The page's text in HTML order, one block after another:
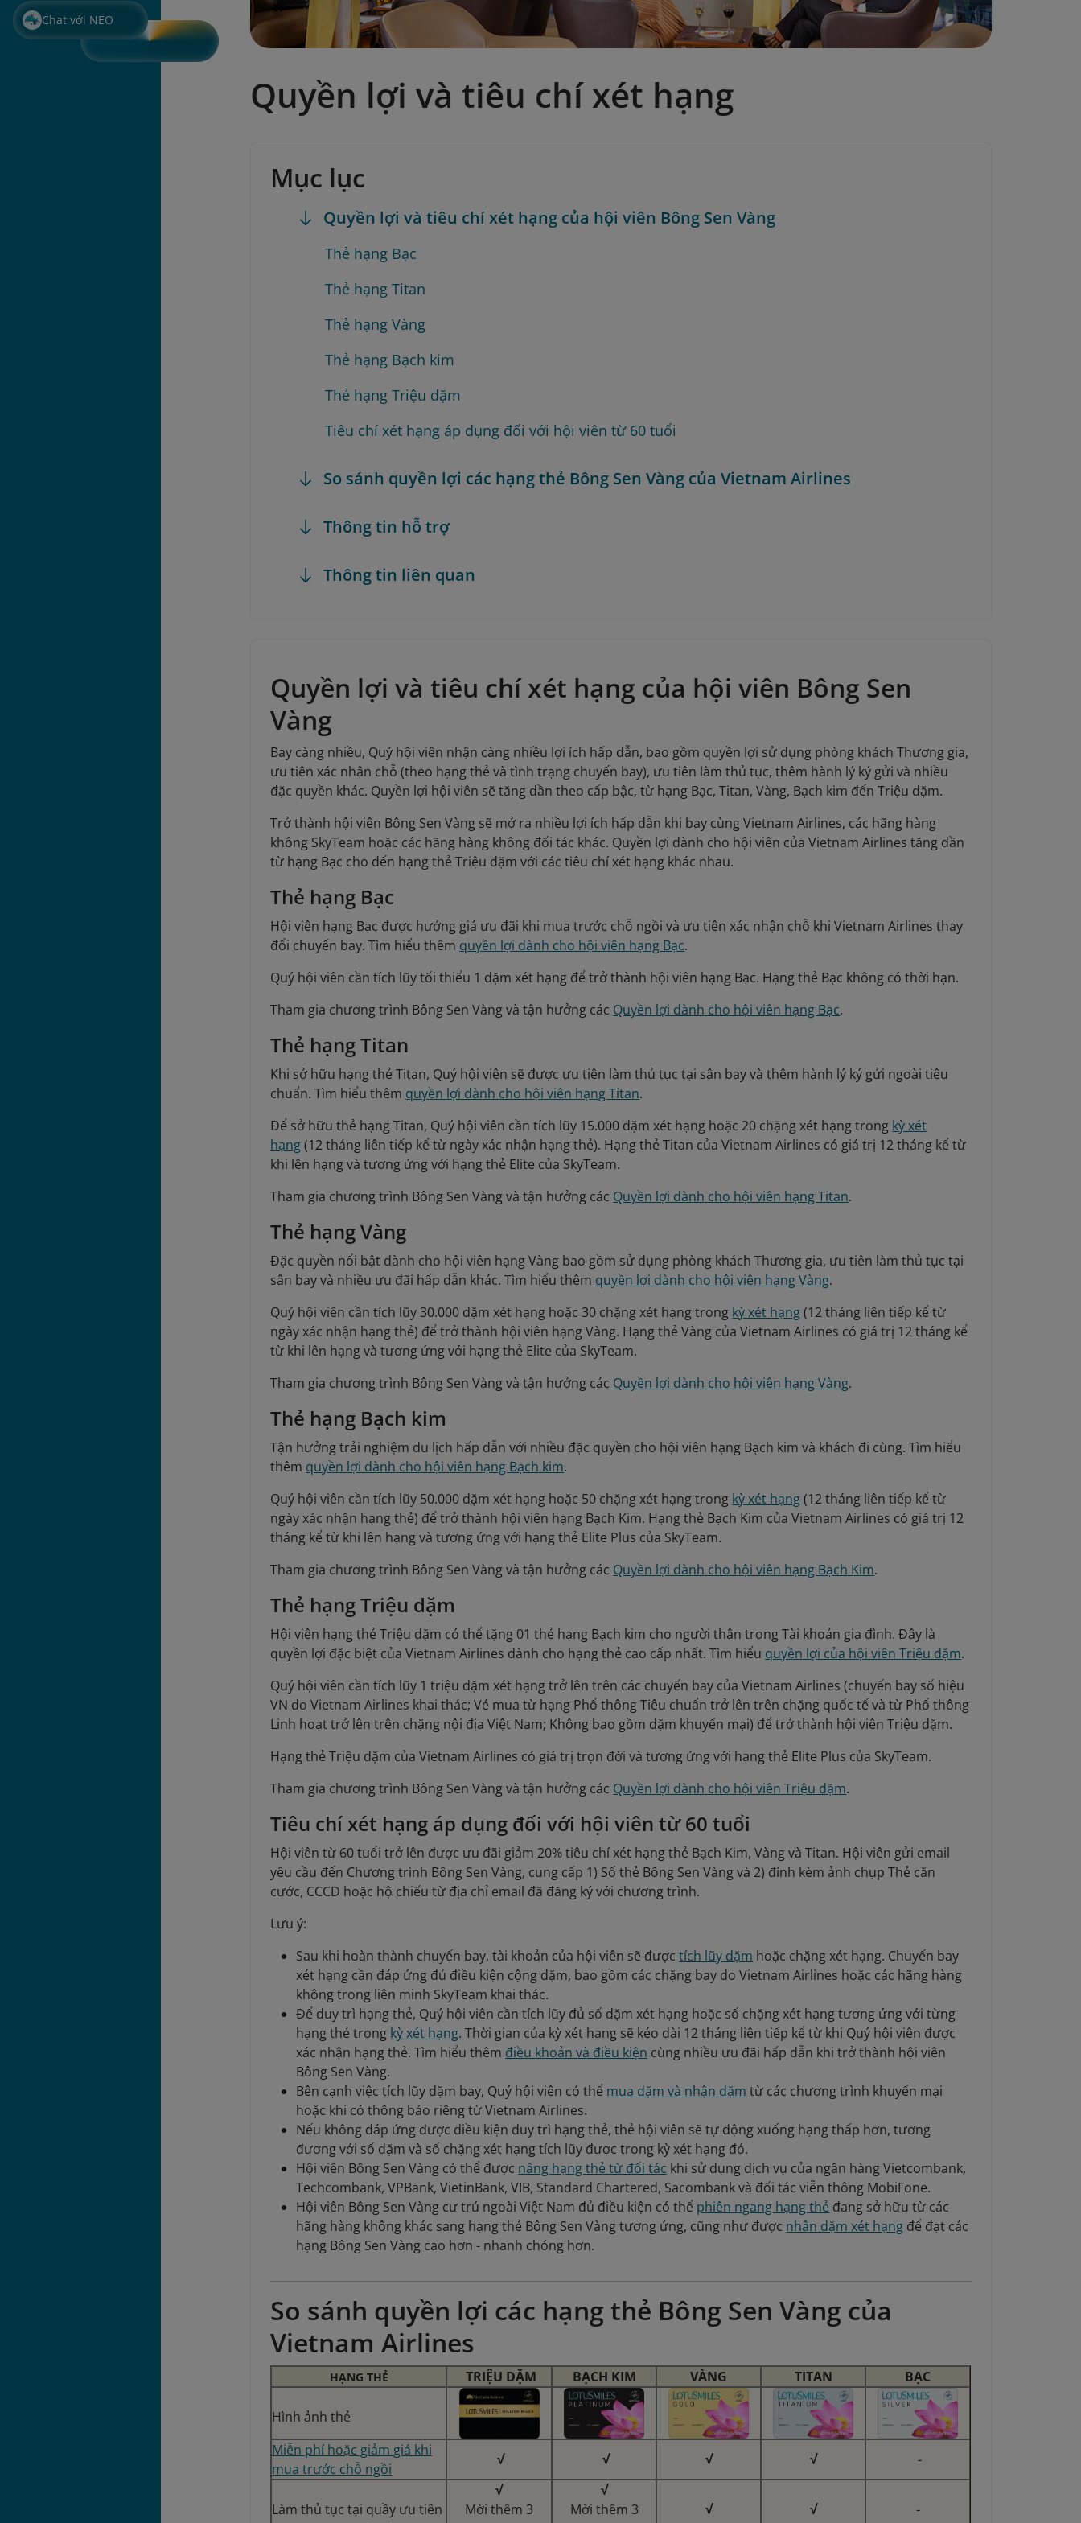
Chat với NEO
Quyền lợi và tiêu chí xét hạng
Mục lục
Quyền lợi và tiêu chí xét hạng của hội viên Bông Sen Vàng
Thẻ hạng Bạc
Thẻ hạng Titan
Thẻ hạng Vàng
Thẻ hạng Bạch kim
Thẻ hạng Triệu dặm
Tiêu chí xét hạng áp dụng đối với hội viên từ 60 tuổi
So sánh quyền lợi các hạng thẻ Bông Sen Vàng của Vietnam Airlines
Thông tin hỗ trợ
Thông tin liên quan
Quyền lợi và tiêu chí xét hạng của hội viên Bông Sen
Vàng
Bay càng nhiều, Quý hội viên nhận càng nhiều lợi ích hấp dẫn, bao gồm quyền lợi sử dụng phòng khách Thương gia,
ưu tiên xác nhận chỗ (theo hạng thẻ và tình trạng chuyến bay), ưu tiên làm thủ tục, thêm hành lý ký gửi và nhiều
đặc quyền khác. Quyền lợi hội viên sẽ tăng dần theo cấp bậc, từ hạng Bạc, Titan, Vàng, Bạch kim đến Triệu dặm.
Trở thành hội viên Bông Sen Vàng sẽ mở ra nhiều lợi ích hấp dẫn khi bay cùng Vietnam Airlines, các hãng hàng
không SkyTeam hoặc các hãng hàng không đối tác khác. Quyền lợi dành cho hội viên của Vietnam Airlines tăng dần
từ hạng Bạc cho đến hạng thẻ Triệu dặm với các tiêu chí xét hạng khác nhau.
Thẻ hạng Bạc
Hội viên hạng Bạc được hưởng giá ưu đãi khi mua trước chỗ ngồi và ưu tiên xác nhận chỗ khi Vietnam Airlines thay
đổi chuyến bay. Tìm hiểu thêm quyền lợi dành cho hội viên hạng Bạc.
Quý hội viên cần tích lũy tối thiểu 1 dặm xét hạng để trở thành hội viên hạng Bạc. Hạng thẻ Bạc không có thời hạn.
Tham gia chương trình Bông Sen Vàng và tận hưởng các Quyền lợi dành cho hội viên hạng Bạc.
Thẻ hạng Titan
Khi sở hữu hạng thẻ Titan, Quý hội viên sẽ được ưu tiên làm thủ tục tại sân bay và thêm hành lý ký gửi ngoài tiêu
chuẩn. Tìm hiểu thêm quyền lợi dành cho hội viên hạng Titan.
Để sở hữu thẻ hạng Titan, Quý hội viên cần tích lũy 15.000 dặm xét hạng hoặc 20 chặng xét hạng trong kỳ xét
hạng(12 tháng liên tiếp kể từ ngày xác nhận hạng thẻ). Hạng thẻ Titan của Vietnam Airlines có giá trị 12 tháng kể từ
khi lên hạng và tương ứng với hạng thẻ Elite của SkyTeam.
Tham gia chương trình Bông Sen Vàng và tận hưởng các Quyền lợi dành cho hội viên hạng Titan.
Thẻ hạng Vàng
Đặc quyền nổi bật dành cho hội viên hạng Vàng bao gồm sử dụng phòng khách Thương gia, ưu tiên làm thủ tục tại
sân bay và nhiều ưu đãi hấp dẫn khác. Tìm hiểu thêm quyền lợi dành cho hội viên hạng Vàng.
Quý hội viên cần tích lũy 30.000 dặm xét hạng hoặc 30 chặng xét hạng trong kỳ xét hạng(12 tháng liên tiếp kể từ
ngày xác nhận hạng thẻ) để trở thành hội viên hạng Vàng. Hạng thẻ Vàng của Vietnam Airlines có giá trị 12 tháng kể
từ khi lên hạng và tương ứng với hạng thẻ Elite của SkyTeam.
Tham gia chương trình Bông Sen Vàng và tận hưởng các Quyền lợi dành cho hội viên hạng Vàng.
Thẻ hạng Bạch kim
Tận hưởng trải nghiệm du lịch hấp dẫn với nhiều đặc quyền cho hội viên hạng Bạch kim và khách đi cùng. Tìm hiểu
thêm quyền lợi dành cho hội viên hạng Bạch kim.
Quý hội viên cần tích lũy 50.000 dặm xét hạng hoặc 50 chặng xét hạng trong kỳ xét hạng(12 tháng liên tiếp kể từ
ngày xác nhận hạng thẻ) để trở thành hội viên hạng Bạch Kim. Hạng thẻ Bạch Kim của Vietnam Airlines có giá trị 12
tháng kể từ khi lên hạng và tương ứng với hạng thẻ Elite Plus của SkyTeam.
Tham gia chương trình Bông Sen Vàng và tận hưởng các Quyền lợi dành cho hội viên hạng Bạch Kim.
Thẻ hạng Triệu dặm
Hội viên hạng thẻ Triệu dặm có thể tặng 01 thẻ hạng Bạch kim cho người thân trong Tài khoản gia đình. Đây là
quyền lợi đặc biệt của Vietnam Airlines dành cho hạng thẻ cao cấp nhất. Tìm hiểu quyền lợi của hội viên Triệu dặm.
Quý hội viên cần tích lũy 1 triệu dặm xét hạng trở lên trên các chuyến bay của Vietnam Airlines (chuyến bay số hiệu
VN do Vietnam Airlines khai thác; Vé mua từ hạng Phổ thông Tiêu chuẩn trở lên trên chặng quốc tế và từ Phổ thông
Linh hoạt trở lên trên chặng nội địa Việt Nam; Không bao gồm dặm khuyến mại) để trở thành hội viên Triệu dặm.
Hạng thẻ Triệu dặm của Vietnam Airlines có giá trị trọn đời và tương ứng với hạng thẻ Elite Plus của SkyTeam.
Tham gia chương trình Bông Sen Vàng và tận hưởng các Quyền lợi dành cho hội viên Triệu dặm.
Tiêu chí xét hạng áp dụng đối với hội viên từ 60 tuổi
Hội viên từ 60 tuổi trở lên được ưu đãi giảm 20% tiêu chí xét hạng thẻ Bạch Kim, Vàng và Titan. Hội viên gửi email
yêu cầu đến Chương trình Bông Sen Vàng, cung cấp 1) Số thẻ Bông Sen Vàng và 2) đính kèm ảnh chụp Thẻ căn
cước, CCCD hoặc hộ chiếu từ địa chỉ email đã đăng ký với chương trình.
Lưu ý:
Sau khi hoàn thành chuyến bay, tài khoản của hội viên sẽ đượctích lũy dặm hoặc chặng xét hạng. Chuyến bay
xét hạng cần đáp ứng đủ điều kiện cộng dặm, bao gồm các chặng bay do Vietnam Airlines hoặc các hãng hàng
không trong liên minh SkyTeam khai thác.
Để duy trì hạng thẻ, Quý hội viên cần tích lũy đủ số dặm xét hạng hoặc số chặng xét hạng tương ứng với từng
hạng thẻ trong kỳ xét hạng. Thời gian của kỳ xét hạng sẽ kéo dài 12 tháng liên tiếp kể từ khi Quý hội viên được
xác nhận hạng thẻ. Tìm hiểu thêm điều khoản và điều kiện cùng nhiều ưu đãi hấp dẫn khi trở thành hội viên
Bông Sen Vàng.
Bên cạnh việc tích lũy dặm bay, Quý hội viên có thể mua dặm và nhận dặm từ các chương trình khuyến mại
hoặc khi có thông báo riêng từ Vietnam Airlines.
Nếu không đáp ứng được điều kiện duy trì hạng thẻ, thẻ hội viên sẽ tự động xuống hạng thấp hơn, tương
đương với số dặm và số chặng xét hạng tích lũy được trong kỳ xét hạng đó.
Hội viên Bông Sen Vàng có thể được nâng hạng thẻ từ đối tác khi sử dụng dịch vụ của ngân hàng Vietcombank,
Techcombank, VPBank, VietinBank, VIB, Standard Chartered, Sacombank và đối tác viễn thông MobiFone.
Hội viên Bông Sen Vàng cư trú ngoài Việt Nam đủ điều kiện có thể phiên ngang hạng thẻ đang sở hữu từ các
hãng hàng không khác sang hạng thẻ Bông Sen Vàng tương ứng, cũng như được nhân dặm xét hạng để đạt các
hạng Bông Sen Vàng cao hơn - nhanh chóng hơn.
So sánh quyền lợi các hạng thẻ Bông Sen Vàng của
Vietnam Airlines
HẠNG THẺ TRIỆU DẶM BẠCH KIM VÀNG TITAN BẠC
Hình ảnh thẻ
Miễn phí hoặc giảm giá khi
mua trước chỗ ngồi
√ √ √ √ -
Làm thủ tục tại quầy ưu tiên
√
Mời thêm 3
√
Mời thêm 3
√ √ -